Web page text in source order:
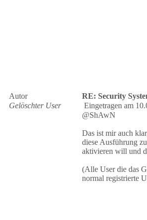
Autor
RE: Security
Gelöschter User
Eingetragen am
@ShAwN
Das ist mir auch
diese Ausführung
aktivieren will und
(Alle User die das
normal registrierte